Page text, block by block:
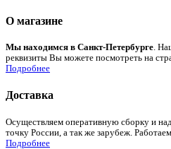
О магазине
Мы находимся в Санкт-Петербурге.
реквизиты Вы можете посмотреть на
Подробнее
Доставка
Осуществляем оперативную сборку и
точку России, а так же зарубеж.
Подробнее